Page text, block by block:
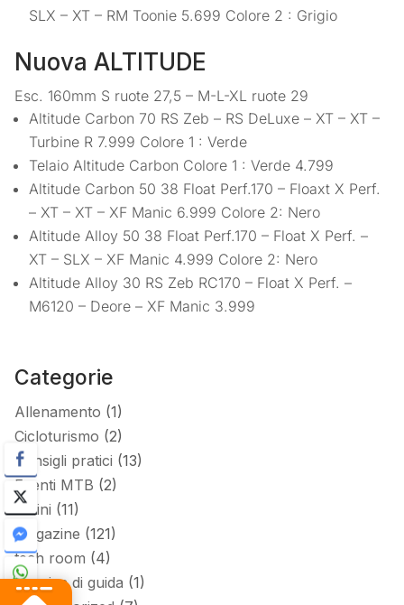
SLX – XT – RM Toonie 5.699 Colore 2 : Grigio
Nuova ALTITUDE
Esc. 160mm S ruote 27,5 – M-L-XL ruote 29
Altitude Carbon 70 RS Zeb – RS DeLuxe – XT – XT –
Turbine R 7.999 Colore 1 : Verde
Telaio Altitude Carbon Colore 1 : Verde 4.799
Altitude Carbon 50 38 Float Perf.170 – Floaxt X Perf.
– XT – XT – XF Manic 6.999 Colore 2: Nero
Altitude Alloy 50 38 Float Perf.170 – Float X Perf. –
XT – SLX – XF Manic 4.999 Colore 2: Nero
Altitude Alloy 30 RS Zeb RC170 – Float X Perf. –
M6120 – Deore – XF Manic 3.999
Categorie
Allenamento (1)
Cicloturismo (2)
Consigli pratici (13)
Eventi MTB (2)
Listini (11)
Magazine (121)
tech room (4)
Tecnica di guida (1)